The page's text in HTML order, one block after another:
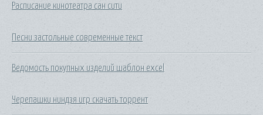
Расписание кинотеатра сан сити
Песни застольные современные текст
Ведомость покупных изделий шаблон excel
Черепашки ниндзя игр скачать торрент